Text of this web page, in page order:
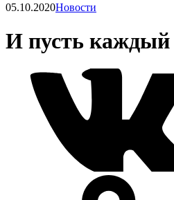
05.10.2020Новости
И пусть каждый